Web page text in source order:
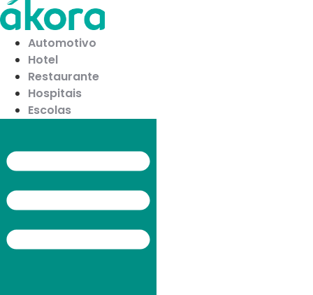
Ir
para
conteúdo
Automotivo
Hotel
Restaurante
Hospitais
Escolas